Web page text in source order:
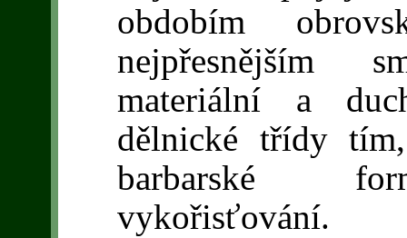
obdobím
nejpřesnějším
materiální a
dělnické třídy
barbarské
vykořisťování.